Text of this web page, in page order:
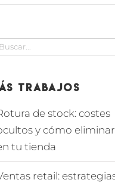
Trabajos
de stock: costes
y cómo
tu tienda
retail: